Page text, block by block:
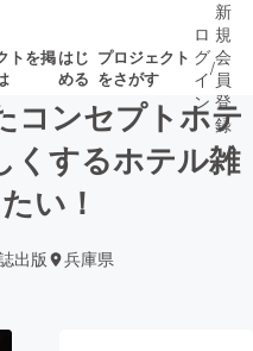
トを掲はじ
める
プロジェクト
をさがす
募集終了が近いプ
ロ
グ
イ
ン
/
新
規
会
員
登
録
コンセプトホテ
くするホテル雑
い！
出版 兵庫県